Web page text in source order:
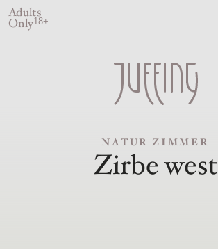
Adults
Only18+
NATUR ZIMMER
Zirbe west